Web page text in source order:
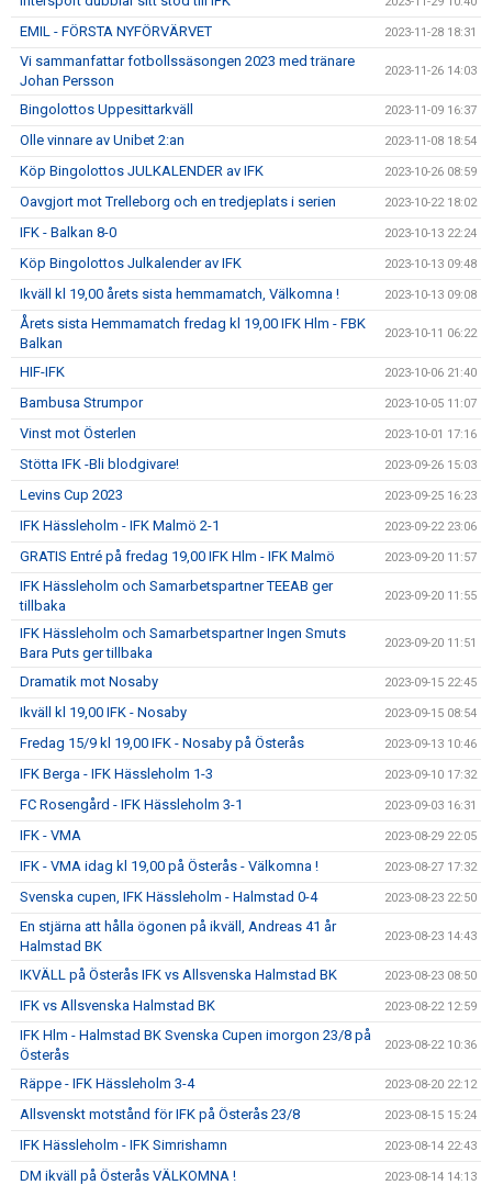
EMIL - FÖRSTA NYFÖRVÄRVET 2023-11-28 18:31
Vi sammanfattar fotbollssäsongen 2023 med tränare
Johan Persson
2023-11-26 14:03
Bingolottos Uppesittarkväll 2023-11-09 16:37
Olle vinnare av Unibet 2:an 2023-11-08 18:54
Köp Bingolottos JULKALENDER av IFK 2023-10-26 08:59
Oavgjort mot Trelleborg och en tredjeplats i serien 2023-10-22 18:02
IFK - Balkan 8-0 2023-10-13 22:24
Köp Bingolottos Julkalender av IFK 2023-10-13 09:48
Ikväll kl 19,00 årets sista hemmamatch, Välkomna ! 2023-10-13 09:08
Årets sista Hemmamatch fredag kl 19,00 IFK Hlm - FBK
Balkan
2023-10-11 06:22
HIF-IFK 2023-10-06 21:40
Bambusa Strumpor 2023-10-05 11:07
Vinst mot Österlen 2023-10-01 17:16
Stötta IFK -Bli blodgivare! 2023-09-26 15:03
Levins Cup 2023 2023-09-25 16:23
IFK Hässleholm - IFK Malmö 2-1 2023-09-22 23:06
GRATIS Entré på fredag 19,00 IFK Hlm - IFK Malmö 2023-09-20 11:57
IFK Hässleholm och Samarbetspartner TEEAB ger
tillbaka
2023-09-20 11:55
IFK Hässleholm och Samarbetspartner Ingen Smuts
Bara Puts ger tillbaka
2023-09-20 11:51
Dramatik mot Nosaby 2023-09-15 22:45
Ikväll kl 19,00 IFK - Nosaby 2023-09-15 08:54
Fredag 15/9 kl 19,00 IFK - Nosaby på Österås 2023-09-13 10:46
IFK Berga - IFK Hässleholm 1-3 2023-09-10 17:32
FC Rosengård - IFK Hässleholm 3-1 2023-09-03 16:31
IFK - VMA 2023-08-29 22:05
IFK - VMA idag kl 19,00 på Österås - Välkomna ! 2023-08-27 17:32
Svenska cupen, IFK Hässleholm - Halmstad 0-4 2023-08-23 22:50
En stjärna att hålla ögonen på ikväll, Andreas 41 år
Halmstad BK
2023-08-23 14:43
IKVÄLL på Österås IFK vs Allsvenska Halmstad BK 2023-08-23 08:50
IFK vs Allsvenska Halmstad BK 2023-08-22 12:59
IFK Hlm - Halmstad BK Svenska Cupen imorgon 23/8 på
Österås
2023-08-22 10:36
Räppe - IFK Hässleholm 3-4 2023-08-20 22:12
Allsvenskt motstånd för IFK på Österås 23/8 2023-08-15 15:24
IFK Hässleholm - IFK Simrishamn 2023-08-14 22:43
DM ikväll på Österås VÄLKOMNA ! 2023-08-14 14:13